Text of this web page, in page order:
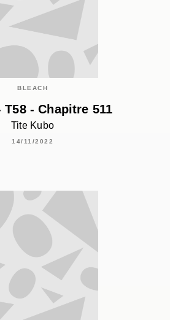
BLEACH
T58 - Chapitre 511
Tite Kubo
14/11/2022